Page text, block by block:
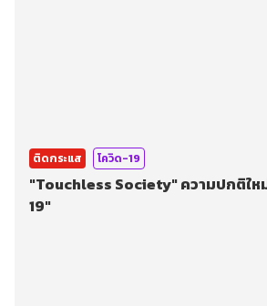
ติดกระแส โควิด-19
"Touchless Society" ความปกติให
19"